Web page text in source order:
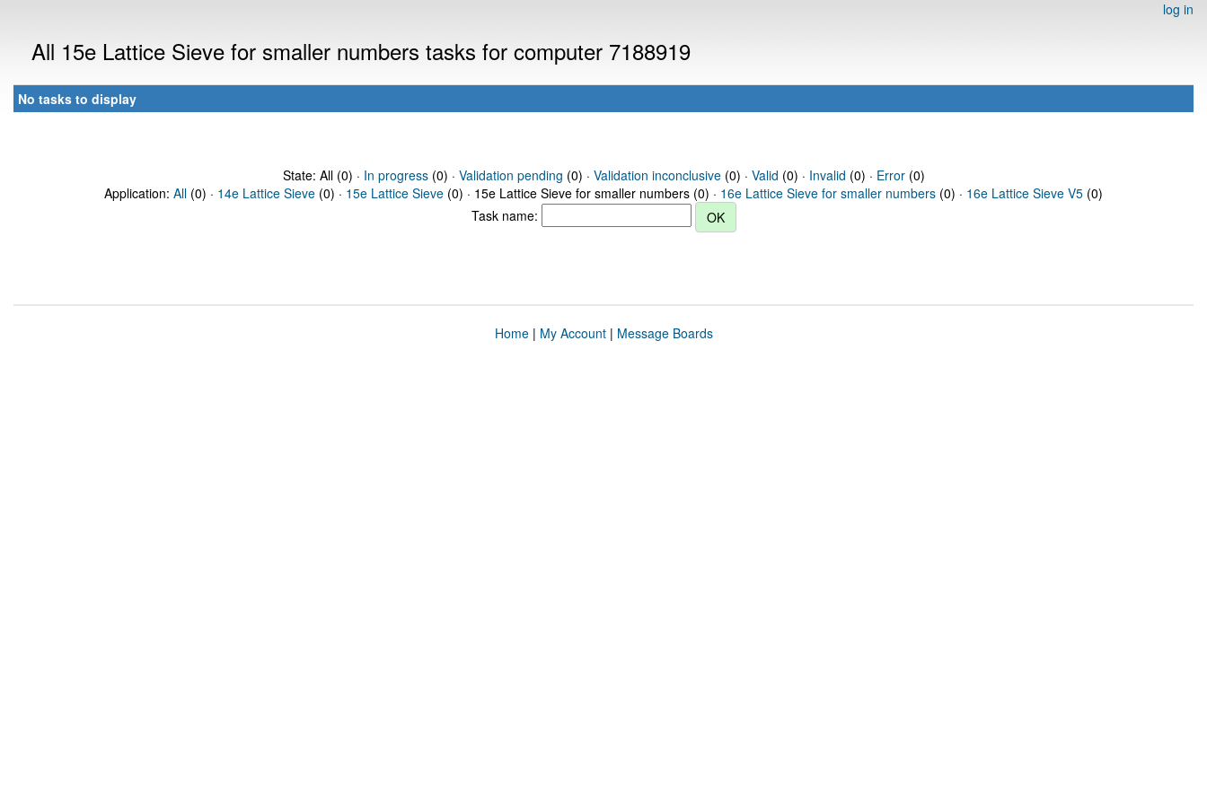
log in
All 15e Lattice Sieve for smaller numbers tasks for computer 7188919
No tasks to display
State: All (0) · In progress(0) · Validation pending (0) · Validation inconclusive(0) · Valid (0) · Invalid (0) · Error(0)
Application: All (0) · 14e Lattice Sieve (0) · 15e Lattice Sieve (0) · 15e Lattice Sieve for smaller numbers (0) · 16e Lattice Sieve for smaller numbers (0) · 16e Lattice Sieve V5 (0)
Task name:
Home| My Account| Message Boards